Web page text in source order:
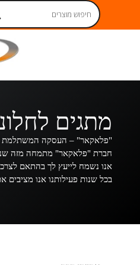
מתגים
"פלאקאר" – העסקה המשתלמת
חברת "פלאקאר" מתמחה מזה שנים
אנו נשמח לייעץ לך בהתאם
בכל שנות פעילותנו אנו מציבים